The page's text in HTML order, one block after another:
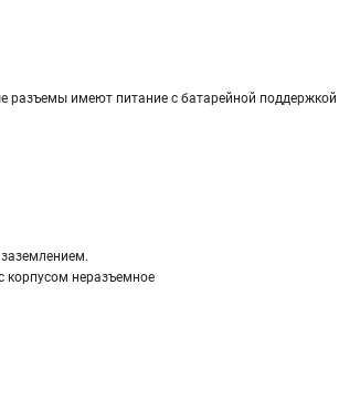
разъемы имеют питание с батарейной поддержкой
корпусом неразъемное